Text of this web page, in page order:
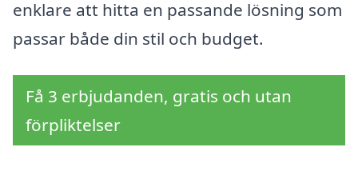
enklare att hitta en passande lösning som
passar både din stil och budget.
Få 3 erbjudanden, gratis och utan
förpliktelser